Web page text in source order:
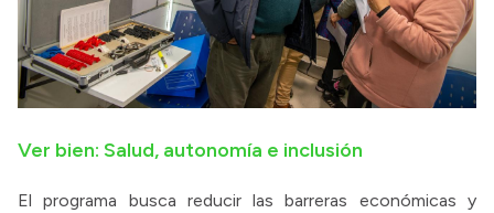
Ver bien: Salud, autonomía e inclusión
El programa busca reducir las barreras económicas y